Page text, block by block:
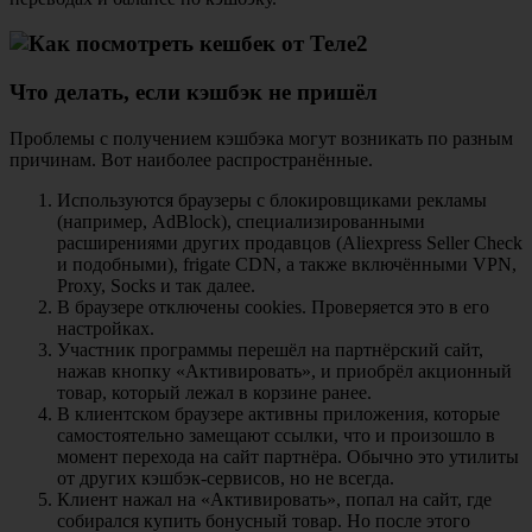
Что делать, если кэшбэк не пришёл
Проблемы с получением кэшбэка могут возникать по разным
причинам. Вот наиболее распространённые.
Используются браузеры с блокировщиками рекламы
(например, AdBlock), специализированными
расширениями других продавцов (Aliexpress Seller Check
и подобными), frigate CDN, а также включёнными VPN,
Proxy, Socks и так далее.
В браузере отключены cookies. Проверяется это в его
настройках.
Участник программы перешёл на партнёрский сайт,
нажав кнопку «Активировать», и приобрёл акционный
товар, который лежал в корзине ранее.
В клиентском браузере активны приложения, которые
самостоятельно замещают ссылки, что и произошло в
момент перехода на сайт партнёра. Обычно это утилиты
от других кэшбэк-сервисов, но не всегда.
Клиент нажал на «Активировать», попал на сайт, где
собирался купить бонусный товар. Но после этого